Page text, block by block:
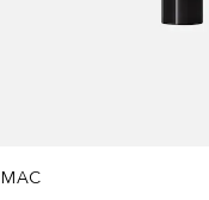
MAC